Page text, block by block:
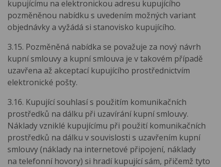
kupujícímu na elektronickou adresu kupujícího
pozměněnou nabídku s uvedením možných variant
objednávky a vyžádá si stanovisko kupujícího.
3.15. Pozměněná nabídka se považuje za nový návrh
kupní smlouvy a kupní smlouva je v takovém případě
uzavřena až akceptací kupujícího prostřednictvím
elektronické pošty.
3.16. Kupující souhlasí s použitím komunikačních
prostředků na dálku při uzavírání kupní smlouvy.
Náklady vzniklé kupujícímu při použití komunikačních
prostředků na dálku v souvislosti s uzavřením kupní
smlouvy (náklady na internetové připojení, náklady
na telefonní hovory) si hradí kupující sám, přičemž tyto